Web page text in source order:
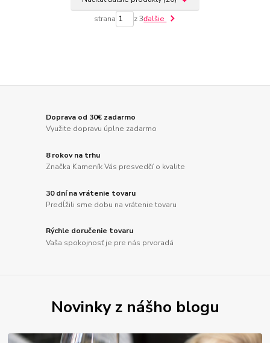
strana z 3ďalšie
Doprava od 30€ zadarmo
Využite dopravu úplne zadarmo
8 rokov na trhu
Značka Kameník Vás presvedčí o kvalite
30 dní na vrátenie tovaru
Predĺžili sme dobu na vrátenie tovaru
Rýchle doručenie tovaru
Vaša spokojnosť je pre nás prvoradá
Novinky z nášho blogu